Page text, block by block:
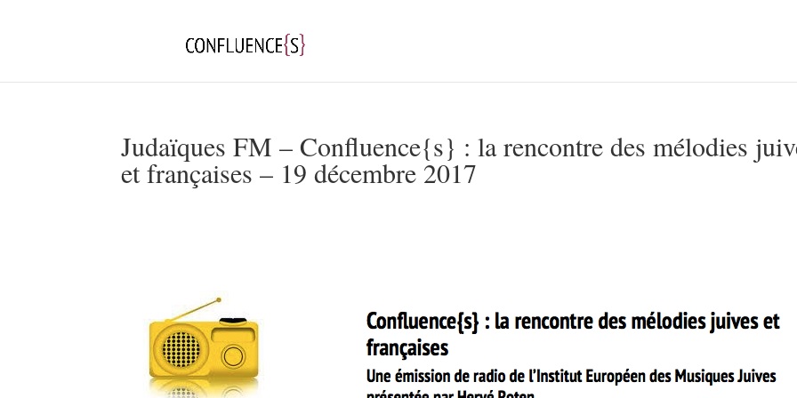
Judaïques FM – Confluence{s} : la rencontre des mélodies
et françaises – 19 décembre 2017